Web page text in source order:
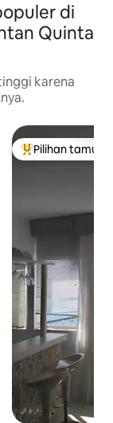
di
Quinta
karena
4,93 dari 5, 117
Pilihan tamu
Pilihan tamu